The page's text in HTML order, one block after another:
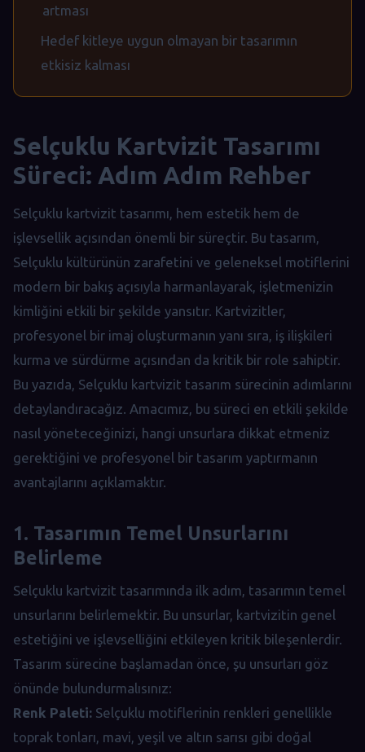
artması
Hedef kitleye uygun olmayan bir tasarımın
etkisiz kalması
Selçuklu Kartvizit Tasarımı
Süreci: Adım Adım Rehber
Selçuklu kartvizit tasarımı, hem estetik hem de
işlevsellik açısından önemli bir süreçtir. Bu tasarım,
Selçuklu kültürünün zarafetini ve geleneksel motiflerini
modern bir bakış açısıyla harmanlayarak, işletmenizin
kimliğini etkili bir şekilde yansıtır. Kartvizitler,
profesyonel bir imaj oluşturmanın yanı sıra, iş ilişkileri
kurma ve sürdürme açısından da kritik bir role sahiptir.
Bu yazıda, Selçuklu kartvizit tasarım sürecinin adımlarını
detaylandıracağız. Amacımız, bu süreci en etkili şekilde
nasıl yöneteceğinizi, hangi unsurlara dikkat etmeniz
gerektiğini ve profesyonel bir tasarım yaptırmanın
avantajlarını açıklamaktır.
1. Tasarımın Temel Unsurlarını
Belirleme
Selçuklu kartvizit tasarımında ilk adım, tasarımın temel
unsurlarını belirlemektir. Bu unsurlar, kartvizitin genel
estetiğini ve işlevselliğini etkileyen kritik bileşenlerdir.
Tasarım sürecine başlamadan önce, şu unsurları göz
önünde bulundurmalısınız:
Renk Paleti: Selçuklu motiflerinin renkleri genellikle
toprak tonları, mavi, yeşil ve altın sarısı gibi doğal